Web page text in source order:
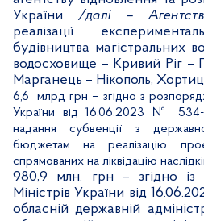
України /далі –
реалізації
будівництва магістральних
водосховище – Кривий Ріг –
Марганець – Нікополь,
6,6 млрд грн – згідно з
України від 16.06.2023 № 534-
надання субвенції з
бюджетам на реалізацію
спрямованих на ліквідацію
980,9 млн. грн – згідно із
Міністрів України від
обласній державній